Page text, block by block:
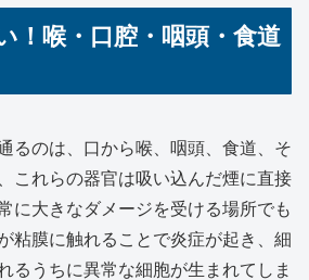
！喉・口腔・咽頭・食道
るのは、口から喉、咽頭、食道、そ
これらの器官は吸い込んだ煙に直接
に大きなダメージを受ける場所でも
粘膜に触れることで炎症が起き、細
るうちに異常な細胞が生まれてしま